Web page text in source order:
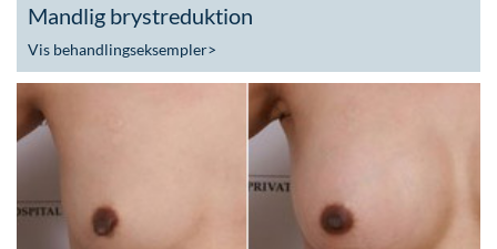
Mandlig brystreduktion
Vis behandlingseksempler>